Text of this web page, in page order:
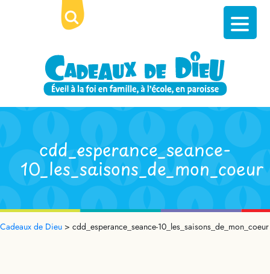
cdd_esperance_seance-
10_les_saisons_de_mon_coeur
Cadeaux de Dieu > cdd_esperance_seance-10_les_saisons_de_mon_coeur